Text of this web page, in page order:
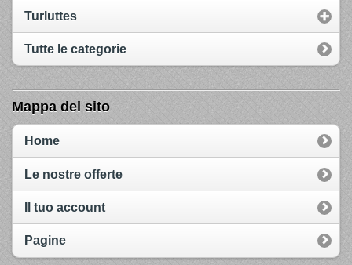
Turluttes
Tutte le categorie
Mappa del sito
Home
Le nostre offerte
Il tuo account
Pagine